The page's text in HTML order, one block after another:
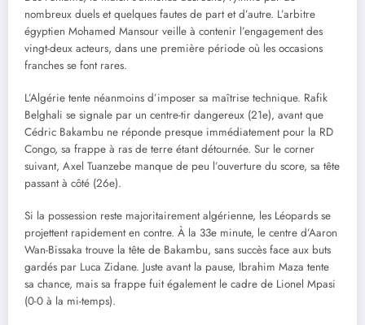
nombreux duels et quelques fautes de part et d’autre. L’arbitre
égyptien Mohamed Mansour veille à contenir l’engagement des
vingt-deux acteurs, dans une première période où les occasions
franches se font rares.
L’Algérie tente néanmoins d’imposer sa maîtrise technique. Rafik
Belghali se signale par un centre-tir dangereux (21e), avant que
Cédric Bakambu ne réponde presque immédiatement pour la RD
Congo, sa frappe à ras de terre étant détournée. Sur le corner
suivant, Axel Tuanzebe manque de peu l’ouverture du score, sa tête
passant à côté (26e).
Si la possession reste majoritairement algérienne, les Léopards se
projettent rapidement en contre. À la 33e minute, le centre d’Aaron
Wan-Bissaka trouve la tête de Bakambu, sans succès face aux buts
gardés par Luca Zidane. Juste avant la pause, Ibrahim Maza tente
sa chance, mais sa frappe fuit également le cadre de Lionel Mpasi
(0-0 à la mi-temps).